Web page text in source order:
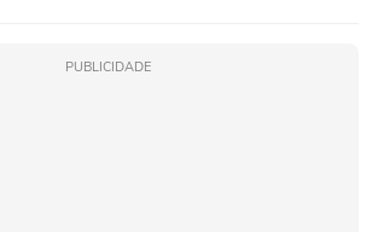
PUBLICIDADE